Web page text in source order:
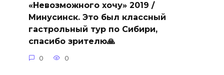
«Невозможного хочу» 2019 /
Минусинск. Это был классный
гастрольный тур по Сибири,
спасибо зрителю🙏
0 0